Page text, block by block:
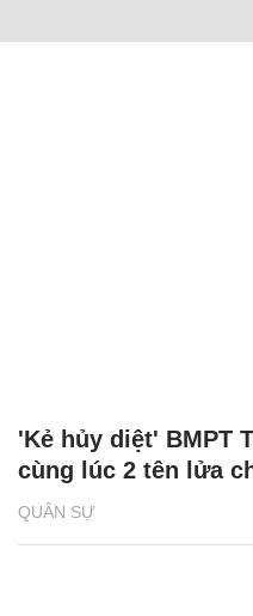
QUÂN SỰ
'Kẻ hủy diệt' BMPT
cùng lúc 2 tên lửa